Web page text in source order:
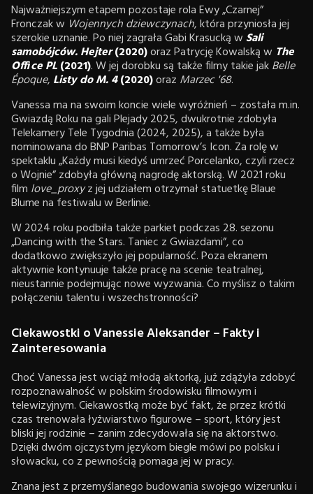
Najważniejszym etapem pozostaje rola Ewy „Czarnej”
Fronczak w Wojennych dziewczynach, która przyniosła jej
szerokie uznanie. Po niej zagrała Gabi Krasucką w Sali
samobójców. Hejter(2020)oraz Patrycję Kowalską w The
Office PL(2021). W jej dorobku są także filmy takie jakBelle
Époque, Listy do M. 4(2020)oraz Marzec '68.
Vanessa ma na swoim koncie wiele wyróżnień – została m.in.
Gwiazdą Roku na gali Plejady 2025, dwukrotnie zdobyła
Telekamery Tele Tygodnia (2024, 2025), a także była
nominowana do BNP Paribas Tomorrow’s Icon. Za rolę w
spektaklu „Każdy musi kiedyś umrzeć Porcelanko, czyli rzecz
o Wojnie” zdobyła główną nagrodę aktorską. W 2021 roku
film love_proxyz jej udziałem otrzymał statuetkę Blaue
Blume na festiwalu w Berlinie.
W 2024 roku podbiła także parkiet podczas 28. sezonu
„Dancing with the Stars. Taniec z Gwiazdami”, co
dodatkowo zwiększyło jej popularność. Poza ekranem
aktywnie kontynuuje także pracę na scenie teatralnej,
nieustannie podejmując nowe wyzwania. Co myślisz o takim
połączeniu talentu i wszechstronności?
Ciekawostki o Vanessie Aleksander – Fakty i
Zainteresowania
Choć Vanessa jest wciąż młodą aktorką, już zdążyła zdobyć
rozpoznawalność w polskim środowisku filmowym i
telewizyjnym. Ciekawostką może być fakt, że przez krótki
czas trenowała łyżwiarstwo figurowe – sport, który jest
bliski jej rodzinie – zanim zdecydowała się na aktorstwo.
Dzięki dwóm ojczystym językom biegle mówi po polsku i
słowacku, co z pewnością pomaga jej w pracy.
Znana jest z przemyślanego budowania swojego wizerunku i